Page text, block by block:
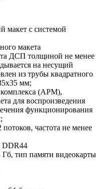
макет с системой
макета
ДСП толщиной не менее
на несущий
из трубы квадратного
мм;
(АРМ),
для воспроизведения
функционирования
частота не менее
DDR44
Гб, тип памяти видеокарты